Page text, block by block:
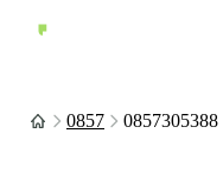
0857 0857305388